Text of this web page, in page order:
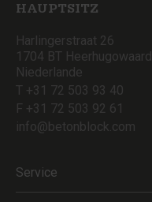
HAUPTSITZ
Harlingerstraat 26
1704 BT Heerhugowaard
Niederlande
T +31 72 503 93 40
F +31 72 503 92 61
info@betonblock.com
Service